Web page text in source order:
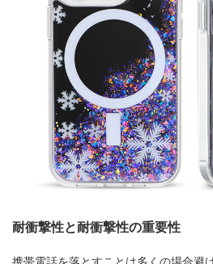
耐衝撃性と耐衝撃性の重要性